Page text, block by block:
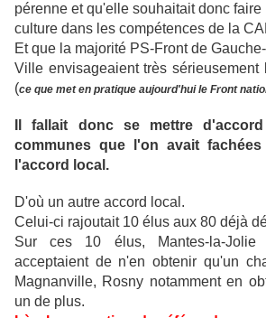
pérenne et qu'elle souhaitait donc faire
culture dans les compétences de la
Et que la majorité PS-Front de
Ville envisageaient très sérieusement
(ce que met en pratique aujourd'hui le Front
Il fallait donc se mettre
communes que l'on avait
l'accord local.
D'où un autre accord local.
Celui-ci rajoutait 10 élus aux 80 déjà
Sur ces 10 élus, Mantes-la-Jolie
acceptaient de n'en obtenir qu'un
Magnanville, Rosny notamment en
un de plus.